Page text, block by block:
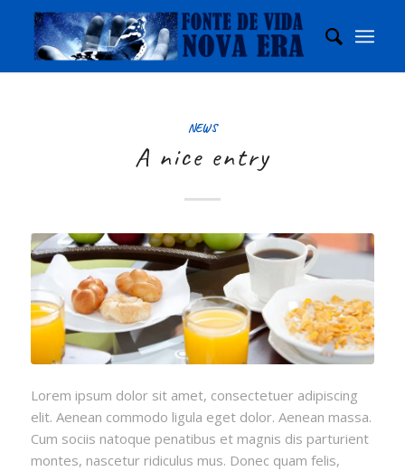
NEWS
A nice entry
Lorem ipsum dolor sit amet, consectetuer adipiscing
elit. Aenean commodo ligula eget dolor. Aenean massa.
Cum sociis natoque penatibus et magnis dis parturient
montes, nascetur ridiculus mus. Donec quam felis,